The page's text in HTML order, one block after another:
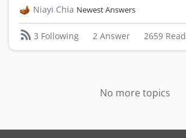
Niayi Chia Newest Answers
3 Following 2 Answer 2659 Read
No more topics